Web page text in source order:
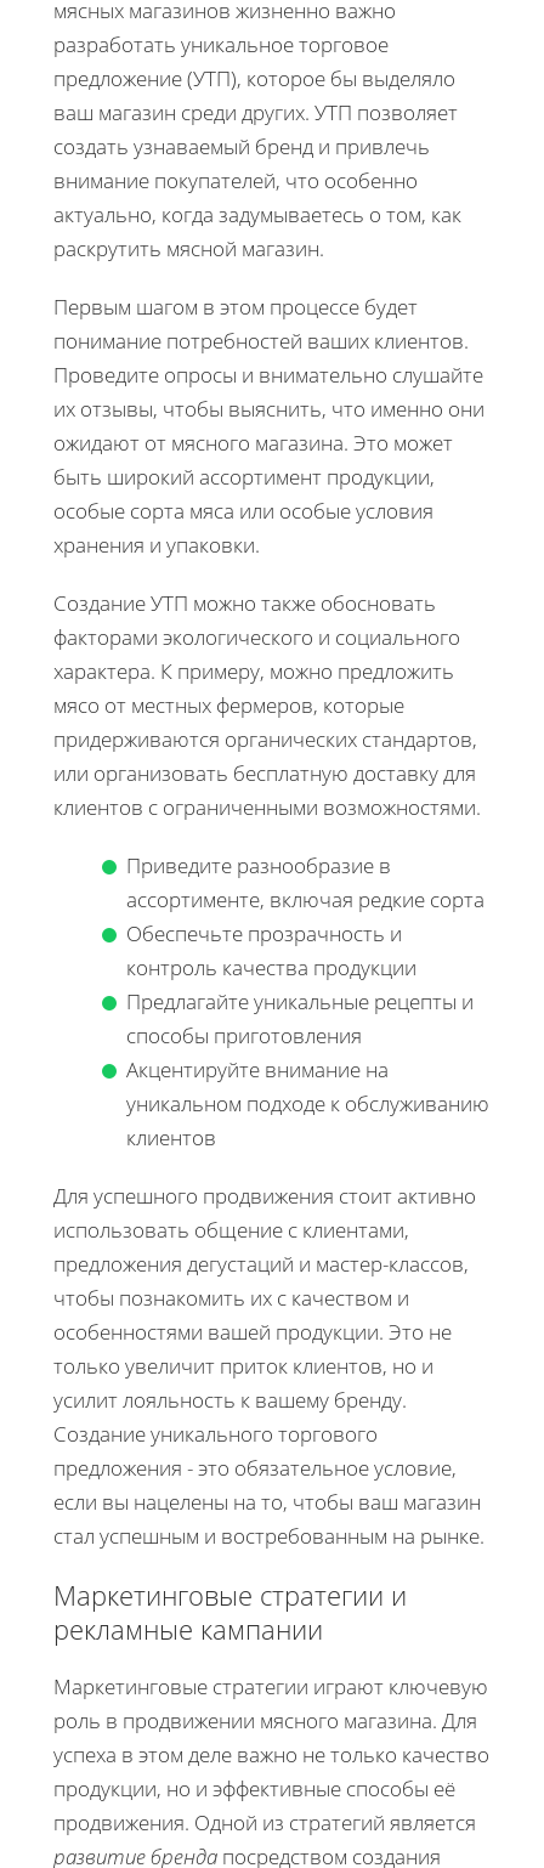
мясных магазинов жизненно важно
разработать уникальное торговое
предложение (УТП), которое бы выделяло
ваш магазин среди других. УТП позволяет
создать узнаваемый бренд и привлечь
внимание покупателей, что особенно
актуально, когда задумываетесь о том, как
раскрутить мясной магазин.
Первым шагом в этом процессе будет
понимание потребностей ваших клиентов.
Проведите опросы и внимательно слушайте
их отзывы, чтобы выяснить, что именно они
ожидают от мясного магазина. Это может
быть широкий ассортимент продукции,
особые сорта мяса или особые условия
хранения и упаковки.
Создание УТП можно также обосновать
факторами экологического и социального
характера. К примеру, можно предложить
мясо от местных фермеров, которые
придерживаются органических стандартов,
или организовать бесплатную доставку для
клиентов с ограниченными возможностями.
Приведите разнообразие в
ассортименте, включая редкие сорта
Обеспечьте прозрачность и
контроль качества продукции
Предлагайте уникальные рецепты и
способы приготовления
Акцентируйте внимание на
уникальном подходе к обслуживанию
клиентов
Для успешного продвижения стоит активно
использовать общение с клиентами,
предложения дегустаций и мастер-классов,
чтобы познакомить их с качеством и
особенностями вашей продукции. Это не
только увеличит приток клиентов, но и
усилит лояльность к вашему бренду.
Создание уникального торгового
предложения - это обязательное условие,
если вы нацелены на то, чтобы ваш магазин
стал успешным и востребованным на рынке.
Маркетинговые стратегии и
рекламные кампании
Маркетинговые стратегии играют ключевую
роль в продвижении мясного магазина. Для
успеха в этом деле важно не только качество
продукции, но и эффективные способы её
продвижения. Одной из стратегий является
развитие бренда посредством создания